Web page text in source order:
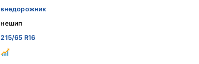
внедорожник
нешип
215/65 R16